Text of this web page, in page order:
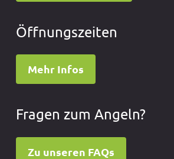
Öffnungszeiten
Mehr Infos
Fragen zum Angeln?
Zu unseren FAQs